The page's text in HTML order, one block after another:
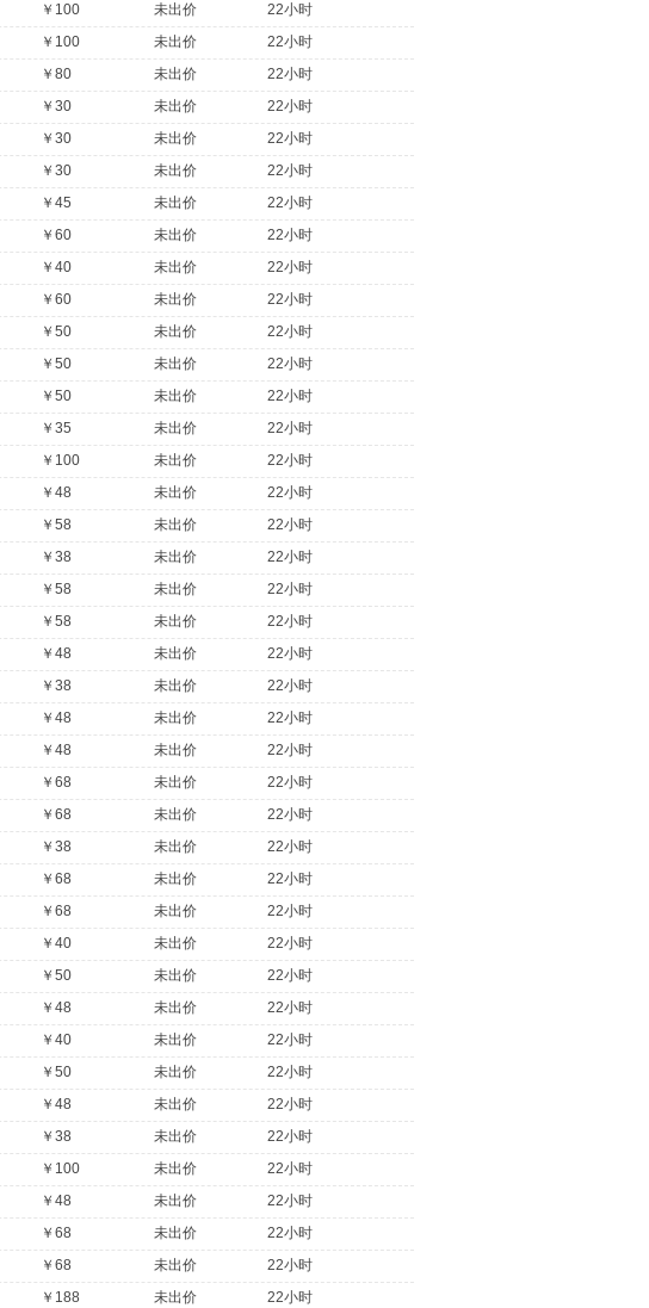
￥100 未出价
22小时
￥100 未出价
22小时
￥80 未出价
22小时
￥30 未出价
22小时
￥30 未出价
22小时
￥30 未出价
22小时
￥45 未出价
22小时
￥60 未出价
22小时
￥40 未出价
22小时
￥60 未出价
22小时
￥50 未出价
22小时
￥50 未出价
22小时
￥50 未出价
22小时
￥35 未出价
22小时
￥100 未出价
22小时
￥48 未出价
22小时
￥58 未出价
22小时
￥38 未出价
22小时
￥58 未出价
22小时
￥58 未出价
22小时
￥48 未出价
22小时
￥38 未出价
22小时
￥48 未出价
22小时
￥48 未出价
22小时
￥68 未出价
22小时
￥68 未出价
22小时
￥38 未出价
22小时
￥68 未出价
22小时
￥68 未出价
22小时
￥40 未出价
22小时
￥50 未出价
22小时
￥48 未出价
22小时
￥40 未出价
22小时
￥50 未出价
22小时
￥48 未出价
22小时
￥38 未出价
22小时
￥100 未出价
22小时
￥48 未出价
22小时
￥68 未出价
22小时
￥68 未出价
22小时
￥188 未出价
22小时